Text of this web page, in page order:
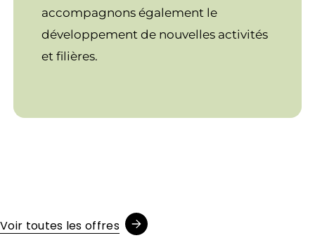
accompagnons également le
développement de nouvelles activités
et filières.
Voir toutes les offres